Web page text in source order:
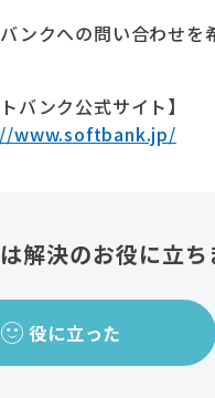
ンクへの問い合わせ
トバンク公式サイト】
www.softbank.jp/
解決のお役に立ち
役に立った